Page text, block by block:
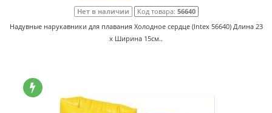
Нет в наличии Код товара: 56640
Надувные нарукавники для плавания Холодное сердце (Intex 56640) Длина 23
x Ширина 15см..